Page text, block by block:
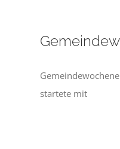
startete mit